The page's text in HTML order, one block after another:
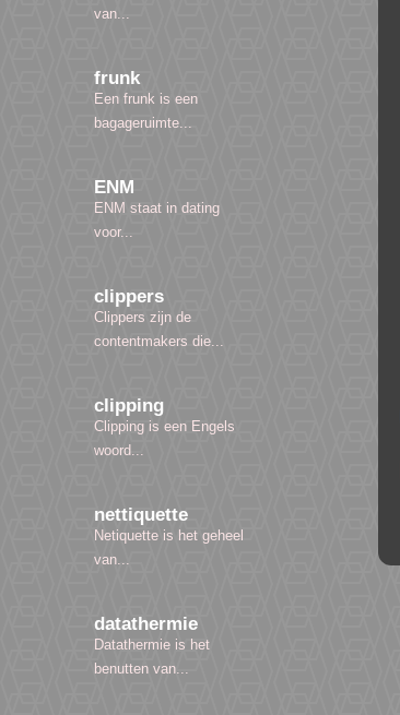
van...
frunk
Een frunk is een
bagageruimte...
ENM
ENM staat in dating
voor...
clippers
Clippers zijn de
contentmakers die...
clipping
Clipping is een Engels
woord...
nettiquette
Netiquette is het geheel
van...
datathermie
Datathermie is het
benutten van...